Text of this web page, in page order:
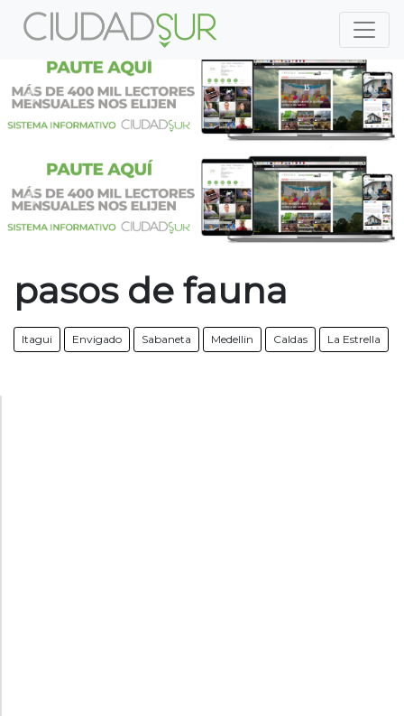
Previous
Previous
pasos de fauna
Itagui Envigado Sabaneta Medellin Caldas La Estrella